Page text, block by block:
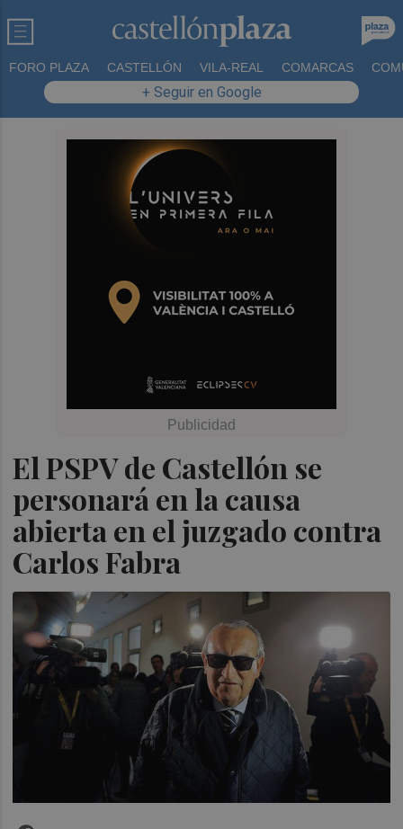
FORO PLAZA CASTELLÓN VILA-REAL COMARCAS
+ Seguir en Google
El PSPV de Castellón se
personará en la causa
abierta en el juzgado contra
Carlos Fabra